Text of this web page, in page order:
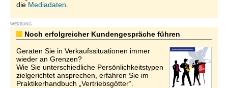
die Mediadaten
WERBUNG
Noch erfolgreicher Kundengespräche führen
Geraten Sie in Verkaufssituationen immer
wieder an Grenzen?
Wie Sie unterschiedliche Persönlichkeitstypen
zielgerichtet ansprechen, erfahren Sie im
Praktikerhandbuch „Vertriebsgötter“.